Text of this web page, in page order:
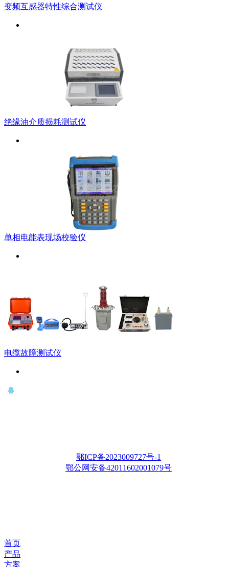
变频互感器特性综合测试仪
绝缘油介质损耗测试仪
单相电能表现场校验仪
电缆故障测试仪
鄂ICP备2023009727号-1
鄂公网安备42011602001079号
首页
产品
方案